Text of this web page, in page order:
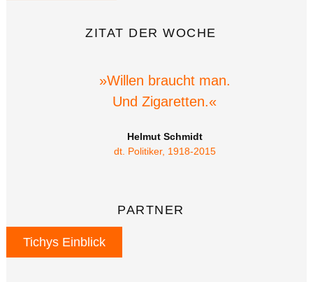
ZITAT DER WOCHE
»Willen braucht man.
Und Zigaretten.«
Helmut Schmidt
dt. Politiker, 1918-2015
PARTNER
Tichys Einblick